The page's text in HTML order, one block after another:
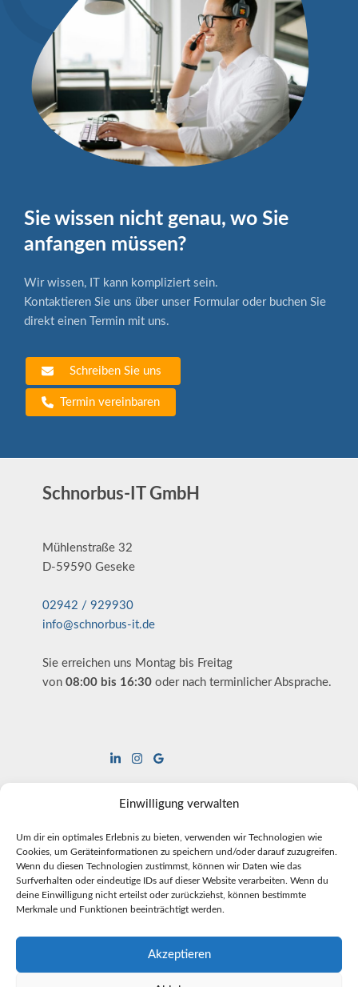
Einwilligung verwalten
Um dir ein optimales Erlebnis zu bieten, verwenden wir Technologien wie
Cookies, um Geräteinformationen zu speichern und/oder darauf zuzugreifen.
Wenn du diesen Technologien zustimmst, können wir Daten wie das
Surfverhalten oder eindeutige IDs auf dieser Website verarbeiten. Wenn du
deine Einwilligung nicht erteilst oder zurückziehst, können bestimmte
Merkmale und Funktionen beeinträchtigt werden.
Akzeptieren
Sie wissen nicht genau, wo Sie
anfangen müssen?
Wir wissen, IT kann kompliziert sein.
Kontaktieren Sie uns über unser Formular oder buchen Sie
direkt einen Termin mit uns.
Schreiben Sie uns
Termin vereinbaren
Schnorbus-IT GmbH
Mühlenstraße 32
D-59590 Geseke
02942 / 929930
info@schnorbus-it.de
Sie erreichen uns Montag bis Freitag
von 08:00 bis 16:30 oder nach terminlicher Absprache.
Kontakt
Rechtliches
Impressum